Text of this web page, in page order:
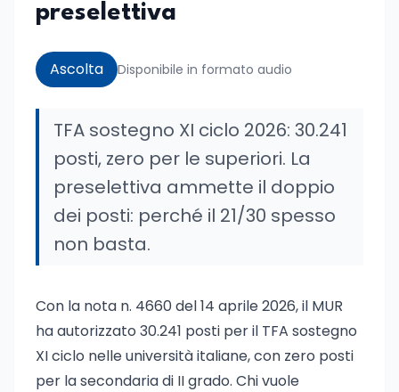
preselettiva
Ascolta Disponibile in formato audio
TFA sostegno XI ciclo 2026: 30.241
posti, zero per le superiori. La
preselettiva ammette il doppio
dei posti: perché il 21/30 spesso
non basta.
Con la nota n. 4660 del 14 aprile 2026, il MUR
ha autorizzato 30.241 posti per il TFA sostegno
XI ciclo nelle università italiane, con zero posti
per la secondaria di II grado. Chi vuole